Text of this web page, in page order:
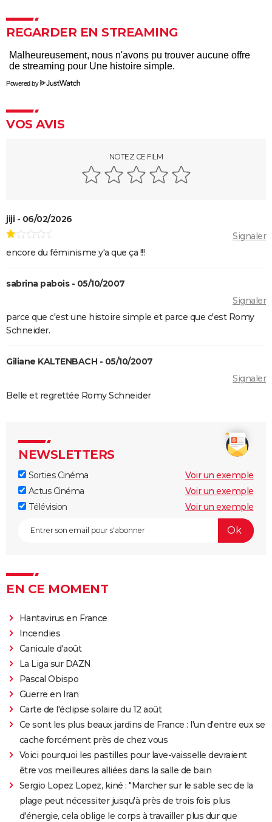
"Pauvres créatures" : de quoi parle ce film étrange
Captain Fantastic : synopsis, casting, bande-
annonce, streaming, avis...
casting, bande-annonce, streaming...
Les goûts et les couleurs
Yorgos Lanthimos
May December
Breakfast Club : synopsis, casting, streaming, avis...
Big Fish
Lost in Translation : synopsis, casting, bande-
Juno
Rémi sans famille : bande-annonce et date de sortie
du film
REGARDER EN STREAMING
Powered by
VOS AVIS
NOTEZ CE FILM
jiji - 06/02/2026
Signaler
encore du féminisme y'a que ça !!!
sabrina pabois - 05/10/2007
Signaler
parce que c'est une histoire simple et parce que c'est Romy
Schneider.
Giliane KALTENBACH - 05/10/2007
Signaler
Belle et regrettée Romy Schneider
NEWSLETTERS
Sorties Cinéma
Voir un exemple
Actus Cinéma
Voir un exemple
Télévision
Voir un exemple
EN CE MOMENT
Hantavirus en France
Incendies
Canicule d'août
La Liga sur DAZN
Pascal Obispo
Guerre en Iran
Carte de l'éclipse solaire du 12 août
Ce sont les plus beaux jardins de France : l'un d'entre eux se
cache forcément près de chez vous
Voici pourquoi les pastilles pour lave-vaisselle devraient
être vos meilleures alliées dans la salle de bain
Sergio Lopez Lopez, kiné : "Marcher sur le sable sec de la
plage peut nécessiter jusqu'à près de trois fois plus
d'énergie, cela oblige le corps à travailler plus dur que